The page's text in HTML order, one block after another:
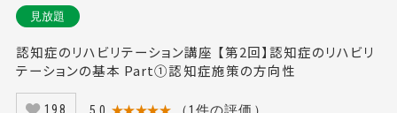
見放題
認知症のリハビリテーション講座 【第2回】認知症のリハビリ
テーションの基本 Part①認知症施策の方向性
198